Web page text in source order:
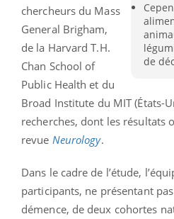
de
chercheurs du Mass
General Brigham,
de la Harvard T.H.
Chan School of
Public Health et du
Broad Institute du MIT (États-
recherches, dont les résultats
revue Neurology.
Dans le cadre de l’étude,
participants, ne présentant
démence, de deux cohortes